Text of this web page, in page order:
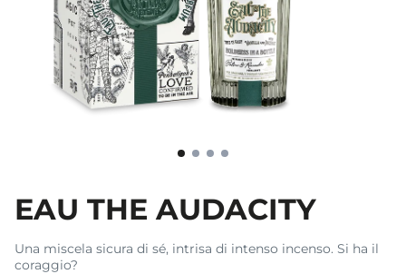
EAU THE AUDACITY
Una miscela sicura di sé, intrisa di intenso incenso. Si ha il
coraggio?